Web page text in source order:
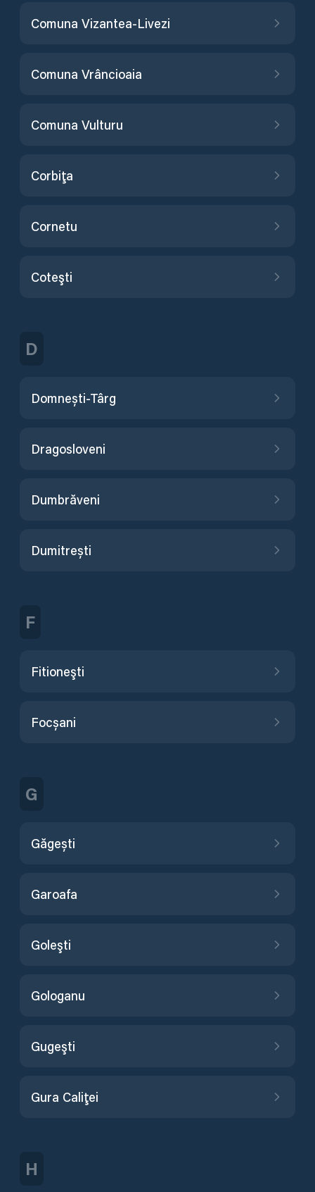
Comuna Vizantea-Livezi
Comuna Vrâncioaia
Comuna Vulturu
Corbiţa
Cornetu
Coteşti
D
Domnești-Târg
Dragosloveni
Dumbrăveni
Dumitrești
F
Fitioneşti
Focșani
G
Găgești
Garoafa
Goleşti
Gologanu
Gugeşti
Gura Caliţei
H